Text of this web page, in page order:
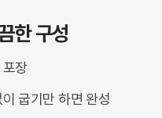
한 구성
포장
굽기만 하면 완성